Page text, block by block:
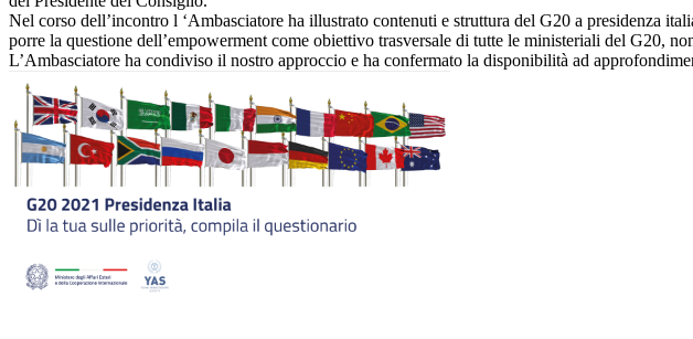
Nel corso dell’incontro l ‘Ambasciatore ha illustrato contenuti e struttura del G20 a presidenza
porre la questione dell’empowerment come obiettivo trasversale di tutte le ministeriali del G20,
L’Ambasciatore ha condiviso il nostro approccio e ha confermato la disponibilità ad